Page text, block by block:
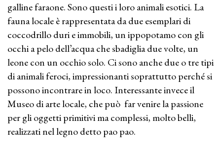
galline faraone. Sono questi i loro animali esotici. La
fauna locale è rappresentata da due esemplari di
coccodrillo duri e immobili, un ippopotamo con gli
occhi a pelo dell’acqua che sbadiglia due volte, un
leone con un occhio solo. Ci sono anche due o tre tipi
di animali feroci, impressionanti soprattutto perché si
possono incontrare in loco. Interessante invece il
Museo di arte locale, che può far venire la passione
per gli oggetti primitivi ma complessi, molto belli,
realizzati nel legno detto pao pao.